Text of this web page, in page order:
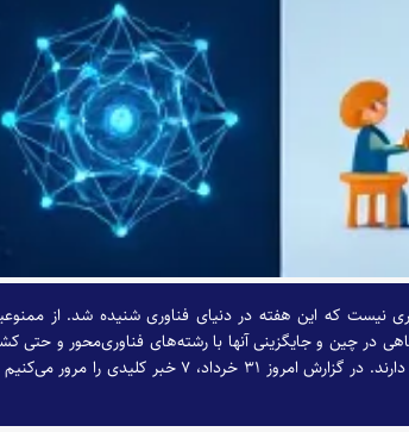
که این هفته در دنیای فناوری شنیده شد. از
در چین و جایگزینی آنها با رشته‌های فناوری‌محور و حتی
نقش جدید ماهی‌ها در چرخه کربن زمین؛ همگی نشان از یک تحول بنیادین دارند. در گزارش امروز ۳۱ خرداد، ۷ خبر کلیدی را